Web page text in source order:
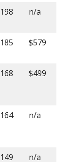
n/a
$579
$499
n/a
n/a